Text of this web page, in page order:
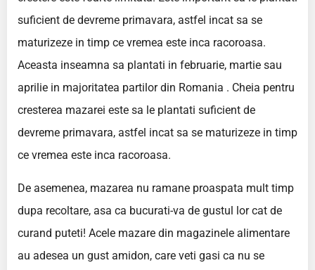
suficient de devreme primavara, astfel incat sa se
maturizeze in timp ce vremea este inca racoroasa.
Aceasta inseamna sa plantati in februarie, martie sau
aprilie in majoritatea partilor din Romania . Cheia pentru
cresterea mazarei este sa le plantati suficient de
devreme primavara, astfel incat sa se maturizeze in timp
ce vremea este inca racoroasa.
De asemenea, mazarea nu ramane proaspata mult timp
dupa recoltare, asa ca bucurati-va de gustul lor cat de
curand puteti! Acele mazare din magazinele alimentare
au adesea un gust amidon, care veti gasi ca nu se